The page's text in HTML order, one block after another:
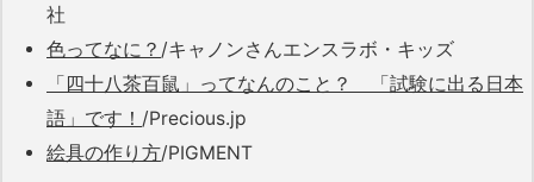
社
色ってなに？ /キャノンさんエンスラボ・キッズ
「四十八茶百鼠」ってなんのこと？ 「試験に出る日本
語」です！ /Precious.jp
絵具の作り方/PIGMENT